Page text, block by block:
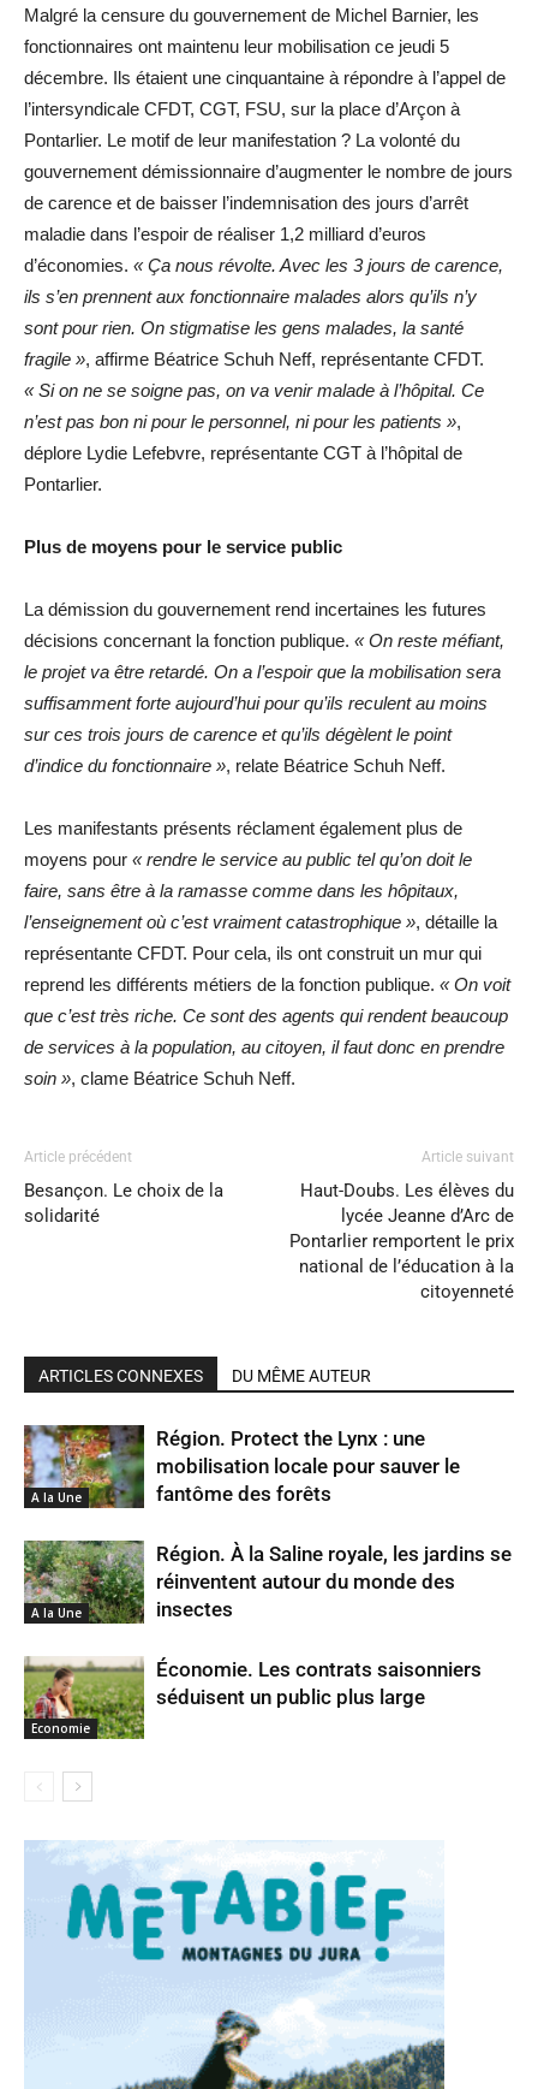
Malgré la censure du gouvernement de Michel Barnier, les
fonctionnaires ont maintenu leur mobilisation ce jeudi 5
décembre. Ils étaient une cinquantaine à répondre à l’appel de
l’intersyndicale CFDT, CGT, FSU, sur la place d’Arçon à
Pontarlier. Le motif de leur manifestation ? La volonté du
gouvernement démissionnaire d’augmenter le nombre de jours
de carence et de baisser l’indemnisation des jours d’arrêt
maladie dans l’espoir de réaliser 1,2 milliard d’euros
d’économies. « Ça nous révolte. Avec les 3 jours de carence,
ils s’en prennent aux fonctionnaire malades alors qu’ils n’y
sont pour rien. On stigmatise les gens malades, la santé
fragile », affirme Béatrice Schuh Neff, représentante CFDT.
« Si on ne se soigne pas, on va venir malade à l’hôpital. Ce
n’est pas bon ni pour le personnel, ni pour les patients »,
déplore Lydie Lefebvre, représentante CGT à l’hôpital de
Pontarlier.
Plus de moyens pour le service public
La démission du gouvernement rend incertaines les futures
décisions concernant la fonction publique. « On reste méfiant,
le projet va être retardé. On a l’espoir que la mobilisation sera
suffisamment forte aujourd’hui pour qu’ils reculent au moins
sur ces trois jours de carence et qu’ils dégèlent le point
d’indice du fonctionnaire », relate Béatrice Schuh Neff.
Les manifestants présents réclament également plus de
moyens pour « rendre le service au public tel qu’on doit le
faire, sans être à la ramasse comme dans les hôpitaux,
l’enseignement où c’est vraiment catastrophique », détaille la
représentante CFDT. Pour cela, ils ont construit un mur qui
reprend les différents métiers de la fonction publique. « On voit
que c’est très riche. Ce sont des agents qui rendent beaucoup
de services à la population, au citoyen, il faut donc en prendre
soin », clame Béatrice Schuh Neff.
Article précédent
Besançon. Le choix de la
solidarité
Article suivant
Haut-Doubs. Les élèves du
lycée Jeanne d’Arc de
Pontarlier remportent le prix
national de l’éducation à la
citoyenneté
ARTICLES CONNEXES DU MÊME AUTEUR
A la Une
Région. Protect the Lynx : une
mobilisation locale pour sauver le
fantôme des forêts
A la Une
Région. À la Saline royale, les jardins se
réinventent autour du monde des
insectes
Economie
Économie. Les contrats saisonniers
séduisent un public plus large